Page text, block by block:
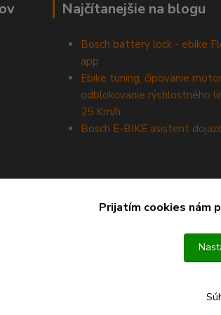
Najčítanejšie na blogu
Bosch battery lock - ebike
app
Ebike tuning, čipovanie
odblokovanie rýchlostného
25 Km/h
Bosch E-BIKE asistent
Prijatím cookies nám